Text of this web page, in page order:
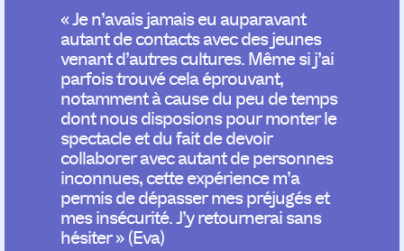
« Je n’avais jamais eu auparavant
autant de contacts avec des jeunes
venant d’autres cultures. Même si j’ai
parfois trouvé cela éprouvant,
notamment à cause du peu de temps
dont nous disposions pour monter le
spectacle et du fait de devoir
collaborer avec autant de personnes
inconnues, cette expérience m’a
permis de dépasser mes préjugés et
mes insécurité. J’y retournerai sans
hésiter » (Eva)